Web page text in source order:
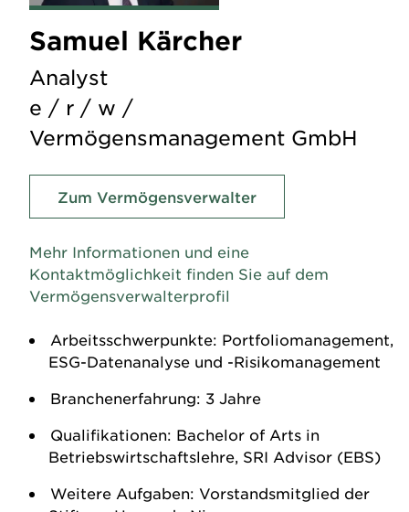
Samuel Kärcher
Analyst
e / r / w /
Vermögensmanagement GmbH
Zum Vermögensverwalter
Mehr Informationen und eine
Kontaktmöglichkeit finden Sie auf dem
Vermögensverwalterprofil
Arbeitsschwerpunkte: Portfoliomanagement,
ESG-Datenanalyse und -Risikomanagement
Branchenerfahrung: 3 Jahre
Qualifikationen: Bachelor of Arts in
Betriebswirtschaftslehre, SRI Advisor (EBS)
Weitere Aufgaben: Vorstandsmitglied der